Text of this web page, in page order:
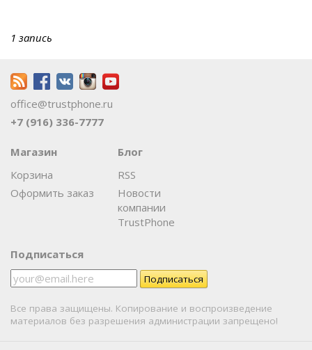
1 запись
office@trustphone.ru
+7 (916) 336-7777
Магазин
Корзина
Оформить заказ
Блог
RSS
Новости
компании
TrustPhone
Подписаться
Все права защищены. Копирование и воспроизведение
материалов без разрешения администрации запрещено!